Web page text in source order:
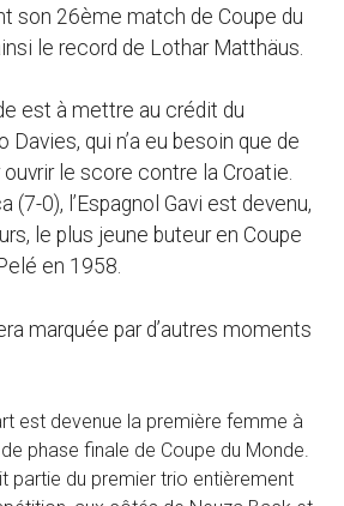
son 26ème match de Coupe du
le record de Lothar Matthäus.
est à mettre au crédit du
Davies, qui n’a eu besoin que de
le score contre la Croatie.
(7-0), l’Espagnol Gavi est devenu,
le plus jeune buteur en Coupe
en 1958.
marquée par d’autres moments
est devenue la première femme à
phase finale de Coupe du Monde.
partie du premier trio entièrement